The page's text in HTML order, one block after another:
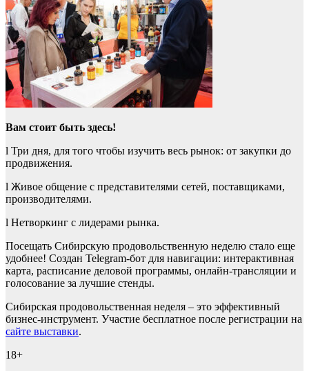
Вам стоит быть здесь!
l Три дня, для того чтобы изучить весь рынок: от закупки до
продвижения.
l Живое общение с представителями сетей, поставщиками,
производителями.
l Нетворкинг с лидерами рынка.
Посещать Сибирскую продовольственную неделю стало еще
удобнее! Создан Telegram-бот для навигации: интерактивная
карта, расписание деловой программы, онлайн-трансляции и
голосование за лучшие стенды.
Сибирская продовольственная неделя – это эффективный
бизнес-инструмент. Участие бесплатное после регистрации на
сайте выставки.
18+